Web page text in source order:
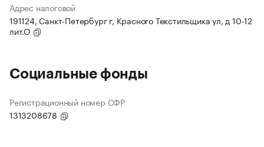
Адрес налоговой
191124, Санкт-Петербург г, Красного Текстильщика ул, д 10-12
лит.О
Социальные фонды
Регистрационный номер СФР
1313208678